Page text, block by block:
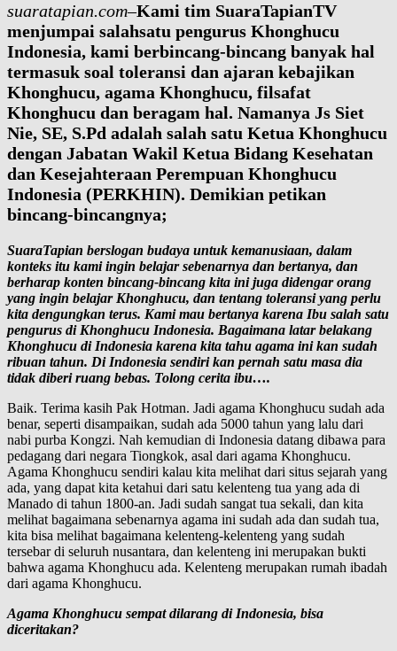
suaratapian.com–Kami tim SuaraTapianTV
menjumpai salahsatu pengurus Khonghucu
Indonesia, kami berbincang-bincang banyak hal
termasuk soal toleransi dan ajaran kebajikan
Khonghucu, agama Khonghucu, filsafat
Khonghucu dan beragam hal. Namanya Js Siet
Nie, SE, S.Pd adalah salah satu Ketua Khonghucu
dengan Jabatan Wakil Ketua Bidang Kesehatan
dan Kesejahteraan Perempuan Khonghucu
Indonesia (PERKHIN). Demikian petikan
bincang-bincangnya;
SuaraTapian berslogan budaya untuk kemanusiaan, dalam
konteks itu kami ingin belajar sebenarnya dan bertanya, dan
berharap konten bincang-bincang kita ini juga didengar orang
yang ingin belajar Khonghucu, dan tentang toleransi yang perlu
kita dengungkan terus. Kami mau bertanya karena Ibu salah satu
pengurus di Khonghucu Indonesia. Bagaimana latar belakang
Khonghucu di Indonesia karena kita tahu agama ini kan sudah
ribuan tahun. Di Indonesia sendiri kan pernah satu masa dia
tidak diberi ruang bebas. Tolong cerita ibu….
Baik. Terima kasih Pak Hotman. Jadi agama Khonghucu sudah ada
benar, seperti disampaikan, sudah ada 5000 tahun yang lalu dari
nabi purba Kongzi. Nah kemudian di Indonesia datang dibawa para
pedagang dari negara Tiongkok, asal dari agama Khonghucu.
Agama Khonghucu sendiri kalau kita melihat dari situs sejarah yang
ada, yang dapat kita ketahui dari satu kelenteng tua yang ada di
Manado di tahun 1800-an. Jadi sudah sangat tua sekali, dan kita
melihat bagaimana sebenarnya agama ini sudah ada dan sudah tua,
kita bisa melihat bagaimana kelenteng-kelenteng yang sudah
tersebar di seluruh nusantara, dan kelenteng ini merupakan bukti
bahwa agama Khonghucu ada. Kelenteng merupakan rumah ibadah
dari agama Khonghucu.
Agama Khonghucu sempat dilarang di Indonesia, bisa
diceritakan?